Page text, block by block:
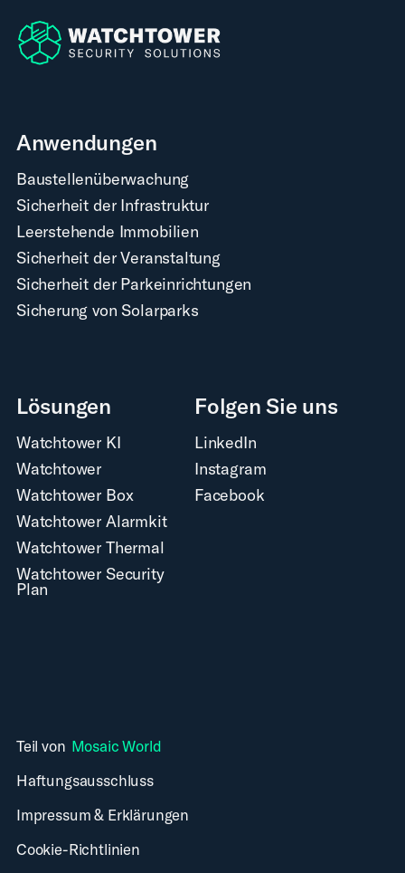
Anwendungen
Baustellenüberwachung
Sicherheit der Infrastruktur
Leerstehende Immobilien
Sicherheit der Veranstaltung
Sicherheit der Parkeinrichtungen
Sicherung von Solarparks
Lösungen
Watchtower KI
Watchtower
Watchtower Box
Watchtower Alarmkit
Watchtower Thermal
Watchtower Security
Plan
Folgen Sie uns
LinkedIn
Instagram
Facebook
Teil von Mosaic World
Haftungsausschluss
Impressum & Erklärungen
Cookie-Richtlinien